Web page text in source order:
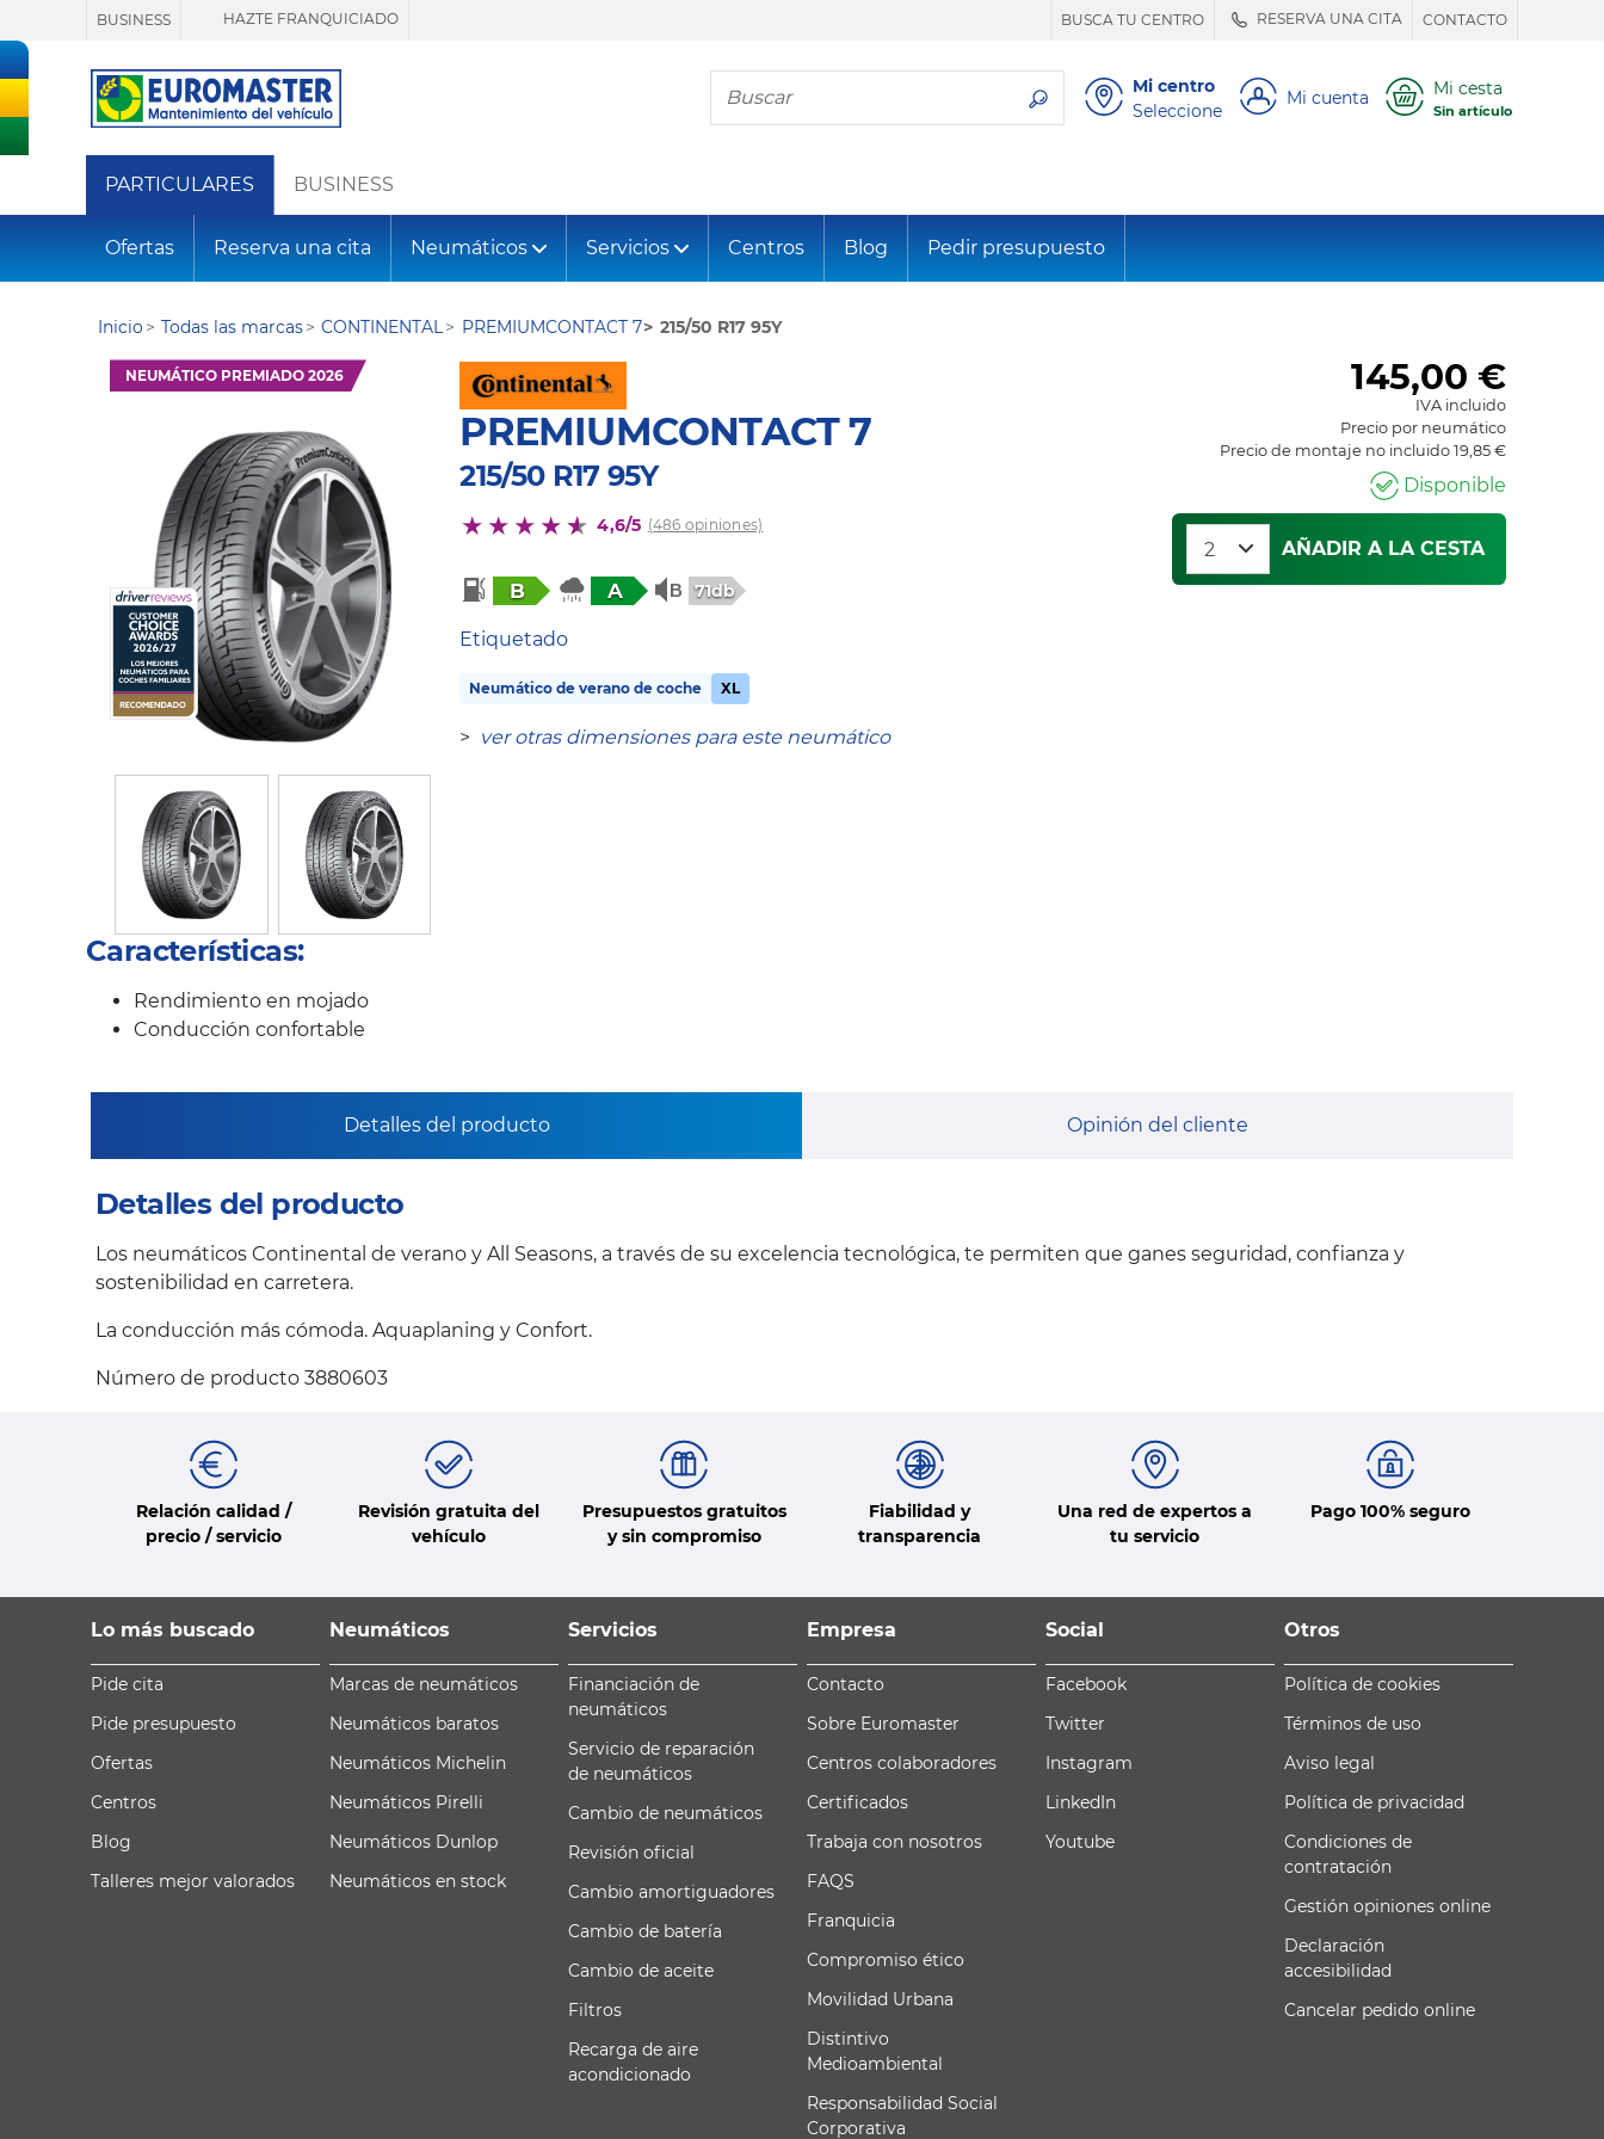
BUSINESS HAZTE FRANQUICIADO BUSCA TU CENTRO RESERVA UNA CITA CONTACTO
Busca tu neumático
Mi centro
Seleccione
Mi cuenta Mi cesta
Sin artículo
PARTICULARES BUSINESS
Ofertas Reserva una cita Neumáticos Servicios Centros Blog Pedir presupuesto
Inicio Todas las marcas CONTINENTAL PREMIUMCONTACT 7 215/50 R17 95Y
NEUMÁTICO PREMIADO 2026
PREMIUMCONTACT 7
215/50 R17 95Y
4,6/5 (486 opiniones)
B A 71db
Etiquetado
Neumático de verano de coche XL
> ver otras dimensiones para este neumático
145,00 €
IVA incluido
Precio por neumático
Precio de montaje no incluido 19,85 €
Disponible
AÑADIR A LA CESTA
Características:
Rendimiento en mojado
Conducción confortable
Detalles del producto Opinión del cliente
Detalles del producto
Los neumáticos Continental de verano y All Seasons, a través de su excelencia tecnológica, te permiten que ganes seguridad, confianza y
sostenibilidad en carretera.
La conducción más cómoda. Aquaplaning y Confort.
Número de producto 3880603
Relación calidad /
precio / servicio
Revisión gratuita del
vehículo
Presupuestos gratuitos
y sin compromiso
Fiabilidad y
transparencia
Una red de expertos a
tu servicio
Pago 100% seguro
Lo más buscado
Pide cita
Pide presupuesto
Ofertas
Centros
Blog
Talleres mejor valorados
Neumáticos
Marcas de neumáticos
Neumáticos baratos
Neumáticos Michelin
Neumáticos Pirelli
Neumáticos Dunlop
Neumáticos en stock
Servicios
Financiación de
neumáticos
Servicio de reparación
de neumáticos
Cambio de neumáticos
Revisión oficial
Cambio amortiguadores
Cambio de batería
Cambio de aceite
Filtros
Recarga de aire
acondicionado
Empresa
Contacto
Sobre Euromaster
Centros colaboradores
Certificados
Trabaja con nosotros
FAQS
Franquicia
Compromiso ético
Movilidad Urbana
Distintivo
Medioambiental
Responsabilidad Social
Corporativa
Social
Facebook
Twitter
Instagram
LinkedIn
Youtube
Otros
Política de cookies
Términos de uso
Aviso legal
Política de privacidad
Condiciones de
contratación
Gestión opiniones online
Declaración
accesibilidad
Cancelar pedido online